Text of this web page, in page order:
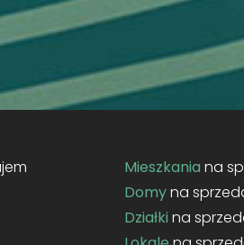
Mieszkania na
Domyna
Działki na